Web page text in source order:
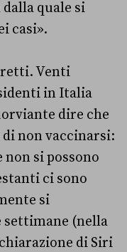
quale si
casi».
Venti
in Italia
dire che
non vaccinarsi:
si possono
ci sono
si
settimane (nella
di Siri